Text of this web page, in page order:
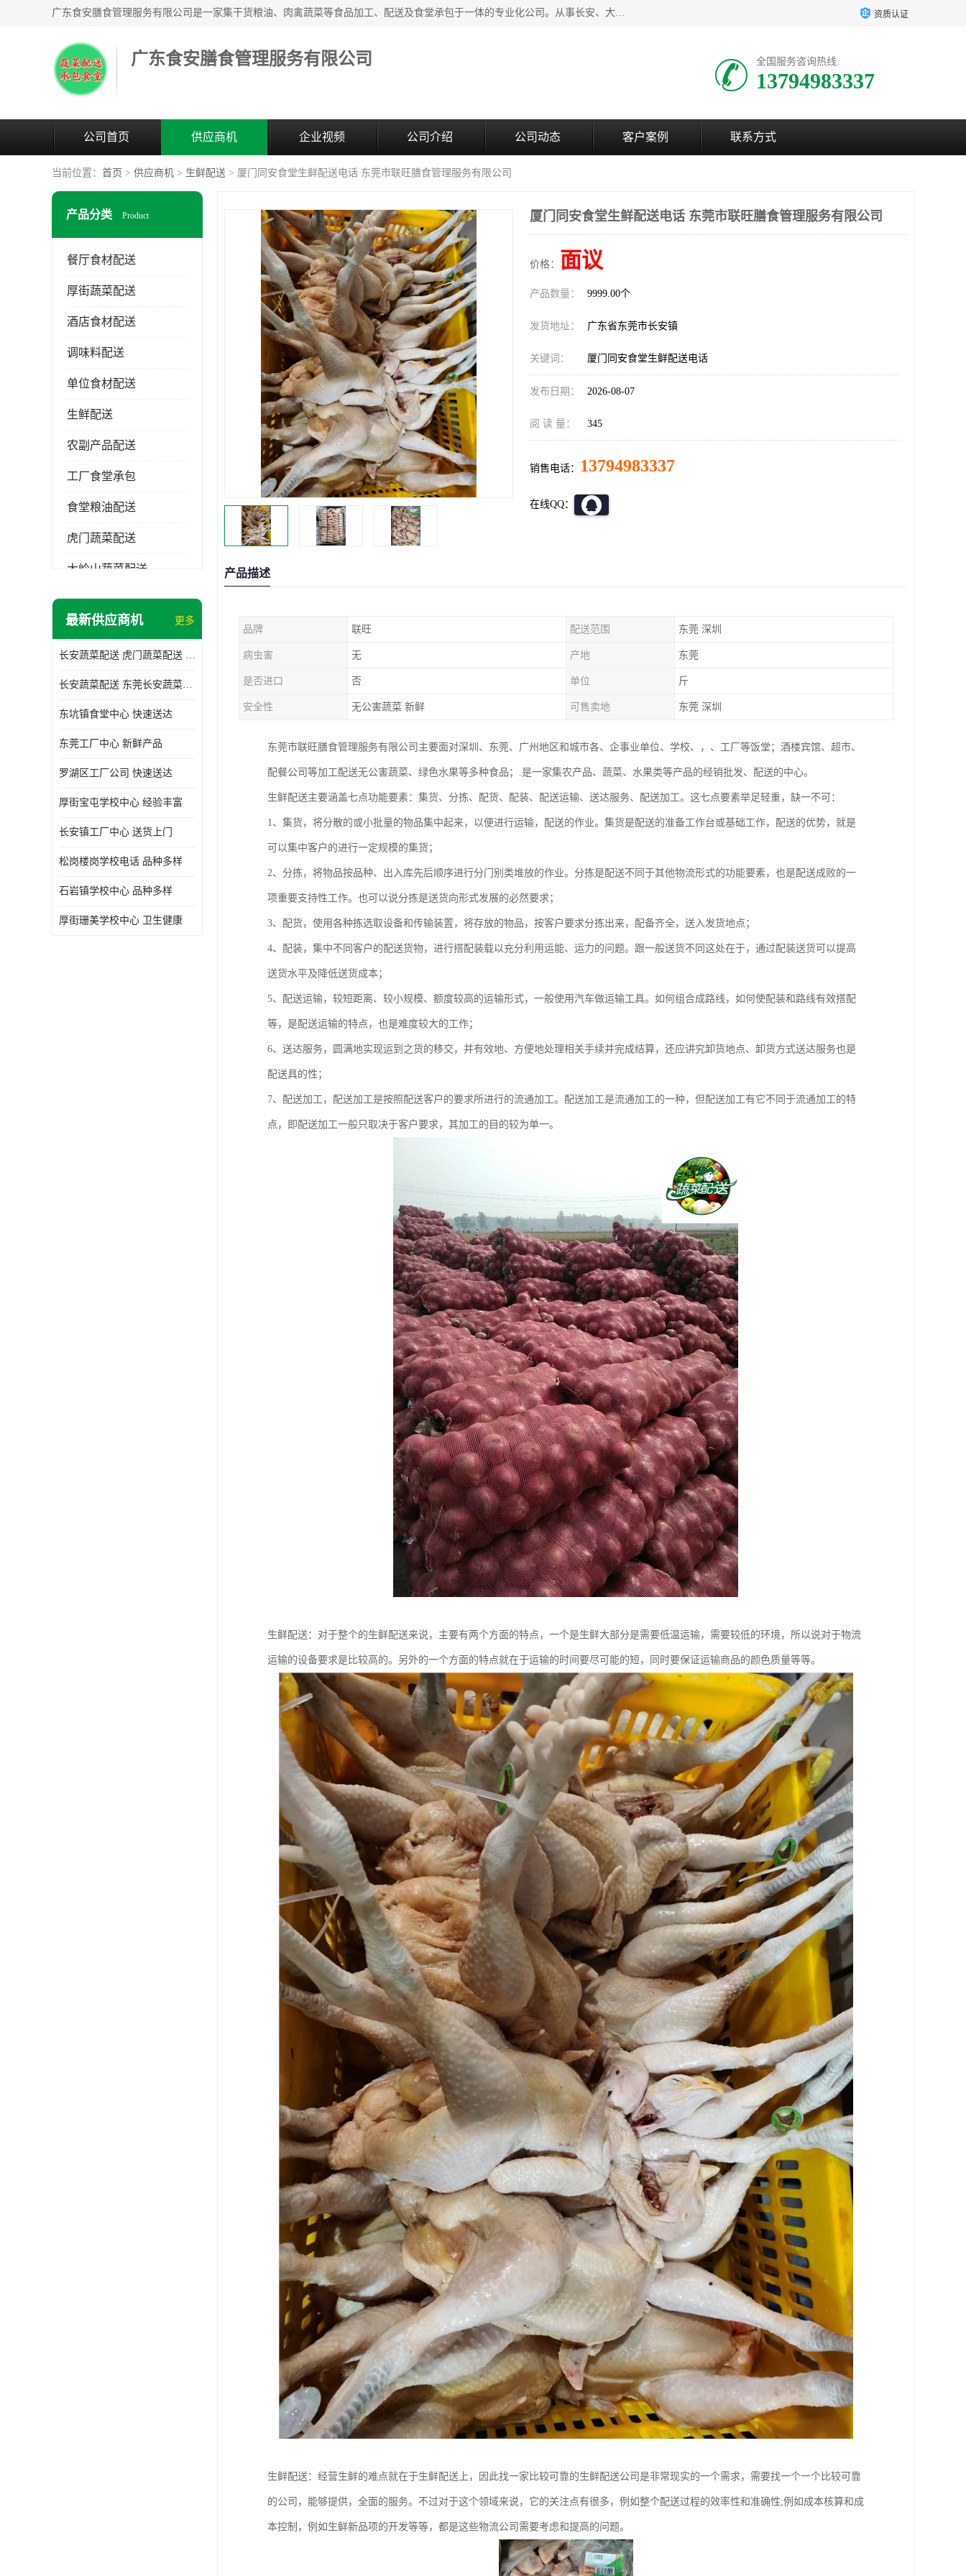
广东食安膳食管理服务有限公司是一家集干货粮油、肉禽蔬菜等食品加工、配送及食堂承包于一体的专业化公司。从事长安、大朗、大岭山、厚街、虎门等地区的蔬菜配送服务。 专业的服务队伍，以及完善的服务机制，经过多年的努力拼搏，赢得了广大客户的信赖和支持。 资质认证
广东食安膳食管理服务有限公司 全国服务咨询热线:
13794983337
公司首页 供应商机 企业视频 公司介绍 公司动态 客户案例 联系方式
当前位置： 首页 > 供应商机 > 生鲜配送 > 厦门同安食堂生鲜配送电话 东莞市联旺膳食管理服务有限公司
产品分类 Product
餐厅食材配送
厚街蔬菜配送
酒店食材配送
调味料配送
单位食材配送
生鲜配送
农副产品配送
工厂食堂承包
食堂粮油配送
虎门蔬菜配送
大岭山蔬菜配送
长安蔬菜配送
最新供应商机 更多
长安蔬菜配送 虎门蔬菜配送 厚街蔬菜配送 大朗蔬菜配送
长安蔬菜配送 东莞长安蔬菜配送哪家好
东坑镇食堂中心 快速送达
东莞工厂中心 新鲜产品
罗湖区工厂公司 快速送达
厚街宝屯学校中心 经验丰富
长安镇工厂中心 送货上门
松岗楼岗学校电话 品种多样
石岩镇学校中心 品种多样
厚街珊美学校中心 卫生健康
厦门同安食堂生鲜配送电话 东莞市联旺膳食管理服务有限公司
价格： 面议
产品数量： 9999.00个
发货地址： 广东省东莞市长安镇
关键词： 厦门同安食堂生鲜配送电话
发布日期： 2026-08-07
阅 读 量： 345
销售电话： 13794983337
在线QQ：
产品描述
品牌 联旺 配送范围 东莞 深圳
病虫害 无 产地 东莞
是否进口 否 单位 斤
安全性 无公害蔬菜 新鲜 可售卖地 东莞 深圳
东莞市联旺膳食管理服务有限公司主要面对深圳、东莞、广州地区和城市各、企事业单位、学校、，、工厂等饭堂；酒楼宾馆、超市、
配餐公司等加工配送无公害蔬菜、绿色水果等多种食品；.是一家集农产品、蔬菜、水果类等产品的经销批发、配送的中心。
生鲜配送主要涵盖七点功能要素：集货、分拣、配货、配装、配送运输、送达服务、配送加工。这七点要素举足轻重，缺一不可：
1、集货，将分散的或小批量的物品集中起来，以便进行运输，配送的作业。集货是配送的准备工作台或基础工作，配送的优势，就是
可以集中客户的进行一定规模的集货；
2、分拣，将物品按品种、出入库先后顺序进行分门别类堆放的作业。分拣是配送不同于其他物流形式的功能要素，也是配送成败的一
项重要支持性工作。也可以说分拣是送货向形式发展的必然要求；
3、配货，使用各种拣选取设备和传输装置，将存放的物品，按客户要求分拣出来，配备齐全，送入发货地点；
4、配装，集中不同客户的配送货物，进行搭配装载以充分利用运能、运力的问题。跟一般送货不同这处在于，通过配装送货可以提高
送货水平及降低送货成本；
5、配送运输，较短距离、较小规模、额度较高的运输形式，一般使用汽车做运输工具。如何组合成路线，如何使配装和路线有效搭配
等，是配送运输的特点，也是难度较大的工作；
6、送达服务，圆满地实现运到之货的移交，并有效地、方便地处理相关手续并完成结算，还应讲究卸货地点、卸货方式送达服务也是
配送具的性；
7、配送加工，配送加工是按照配送客户的要求所进行的流通加工。配送加工是流通加工的一种，但配送加工有它不同于流通加工的特
点，即配送加工一般只取决于客户要求，其加工的目的较为单一。
生鲜配送：对于整个的生鲜配送来说，主要有两个方面的特点，一个是生鲜大部分是需要低温运输，需要较低的环境，所以说对于物流
运输的设备要求是比较高的。另外的一个方面的特点就在于运输的时间要尽可能的短，同时要保证运输商品的颜色质量等等。
生鲜配送：经营生鲜的难点就在于生鲜配送上，因此找一家比较可靠的生鲜配送公司是非常现实的一个需求，需要找一个一个比较可靠
的公司，能够提供，全面的服务。不过对于这个领域来说，它的关注点有很多，例如整个配送过程的效率性和准确性;例如成本核算和成
本控制，例如生鲜新品项的开发等等，都是这些物流公司需要考虑和提高的问题。